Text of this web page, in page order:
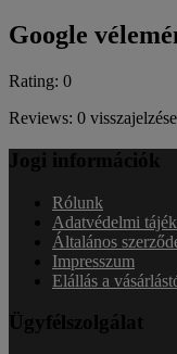
Google
Rating: 0
Reviews: 0
Jogi információk
Rólunk
Adatvédelmi
Általános
Impresszum
Elállás a
Ügyfélszolgálat